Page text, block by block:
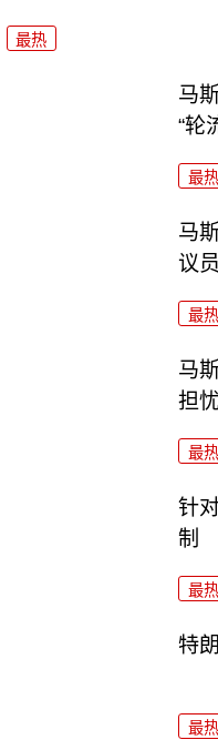
最热
马
“轮
最热
马
议
最热
马
担
最热
针
制
最热
特
最热